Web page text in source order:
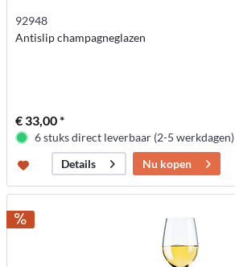
92948
Antislip champagneglazen
€ 33,00 *
6 stuks direct leverbaar (2-5 werkdagen)
Details
Nu kopen